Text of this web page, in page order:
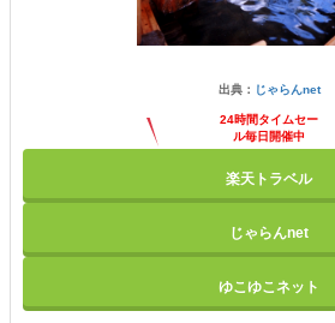
出典： じゃらんnet
24時間タイムセー
ル毎日開催中
楽天トラベル
じゃらんnet
ゆこゆこネット